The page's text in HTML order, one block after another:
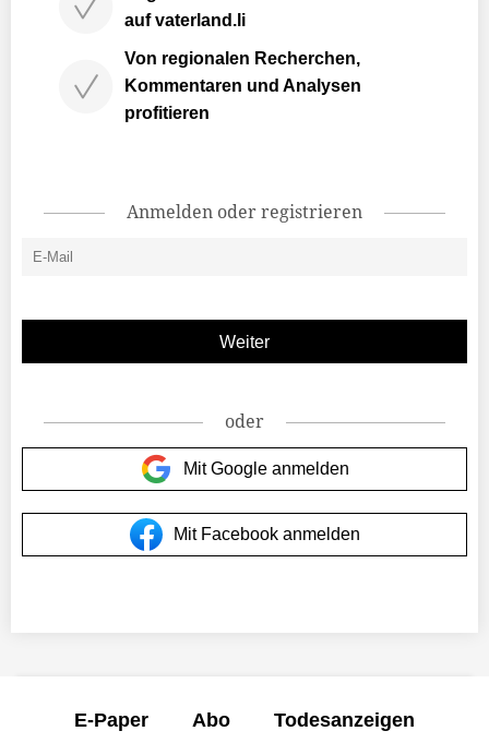
auf vaterland.li
Von regionalen Recherchen,
Kommentaren und Analysen
profitieren
Anmelden oder registrieren
oder
Mit Google anmelden
Mit Facebook anmelden
E-Paper Abo Todesanzeigen